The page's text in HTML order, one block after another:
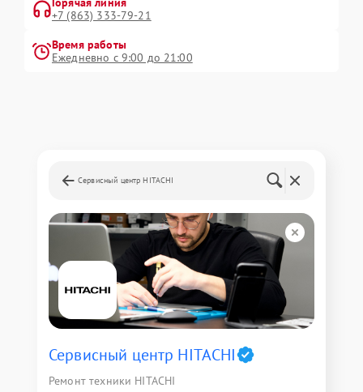
+7 (863) 333-79-21
Время работы
Ежедневно с 9:00 до 21:00
Сервисный центр HITACHI
Сервисный центр HITACHI
Ремонт техники HITACHI